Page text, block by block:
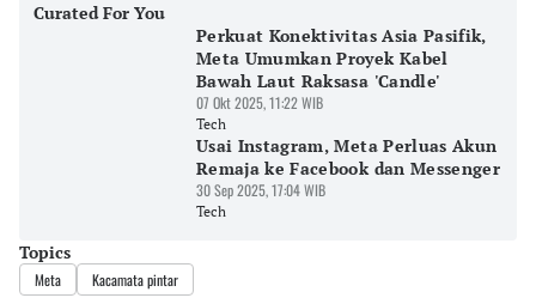
Curated For You
Perkuat Konektivitas Asia Pasifik,
Meta Umumkan Proyek Kabel
Bawah Laut Raksasa 'Candle'
07 Okt 2025, 11:22 WIB
Tech
Usai Instagram, Meta Perluas Akun
Remaja ke Facebook dan Messenger
30 Sep 2025, 17:04 WIB
Tech
Topics
Meta Kacamata pintar